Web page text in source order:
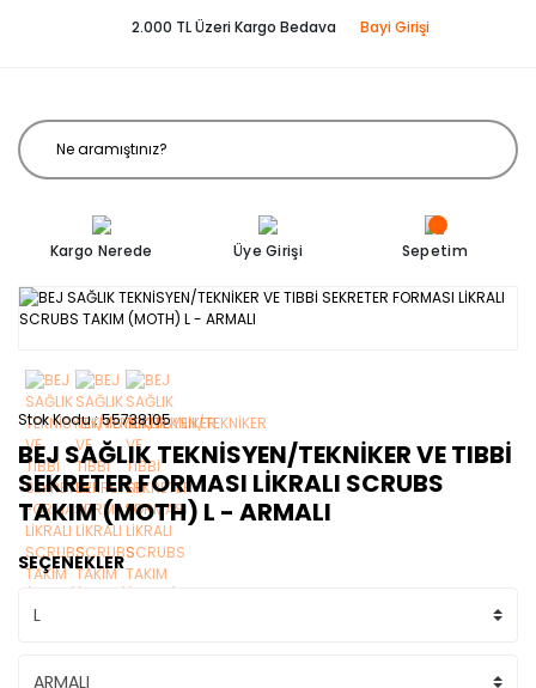
2.000 TL Üzeri Kargo Bedava Bayi Girişi
Kargo Nerede Üye Girişi Sepetim
Stok Kodu 55738105
BEJ SAĞLIK TEKNİSYEN/TEKNİKER VE TIBBİ
SEKRETER FORMASI LİKRALI SCRUBS
TAKIM (MOTH) L - ARMALI
SEÇENEKLER